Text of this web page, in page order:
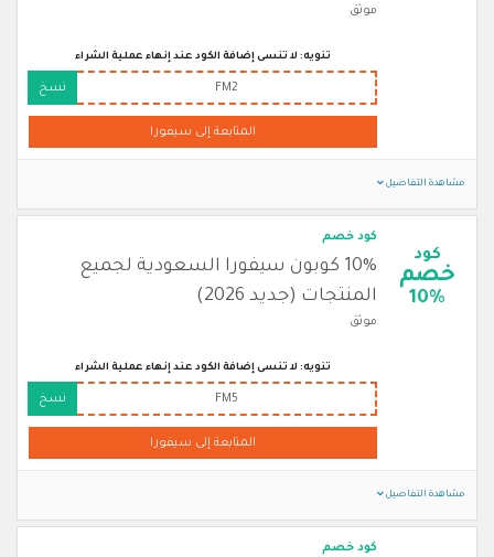
موثق
تنويه: لا تنسى إضافة الكود عند إنهاء عملية الشراء
FM2 نسخ
المتابعة إلى سيفورا
مشاهدة التفاصيل
كود
خصم
10%
كود خصم
10% كوبون سيفورا السعودية لجميع
المنتجات (جديد 2026)
موثق
تنويه: لا تنسى إضافة الكود عند إنهاء عملية الشراء
FM5 نسخ
المتابعة إلى سيفورا
مشاهدة التفاصيل
كود خصم